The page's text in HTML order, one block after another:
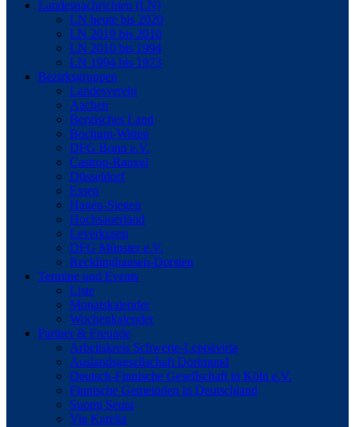
Landesnachrichten (LN)
LN heute bis 2020
LN 2019 bis 2010
LN 2010 bis 1994
LN 1994 bis 1973
Bezirksgruppen
Landesverein
Aachen
Bergisches Land
Bochum-Witten
DFG Bonn e.V.
Castrop-Rauxel
Düsseldorf
Essen
Hagen-Siegen
Hochsauerland
Leverkusen
DFG Münster e.V.
Recklinghausen-Dorsten
Termine und Events
Liste
Monatskalender
Wochenkalender
Partner & Freunde
Arbeitskreis Schwerte-Leppävirta
Auslandsgesellschaft Dortmund
Deutsch-Finnische Gesellschaft in Köln e.V.
Finnische Gemeinden in Deutschland
Suomi Seura
Via Karelia